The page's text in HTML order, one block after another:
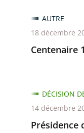
Centenaire
AUTRE
18 décembre
Présidence
DÉCISION
14 décembre